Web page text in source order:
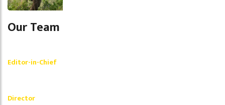
Our Team
Editor-in-Chief
Director